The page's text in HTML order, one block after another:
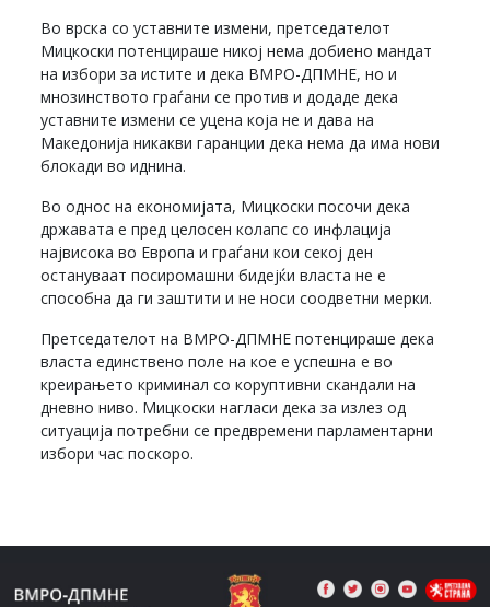
Во врска со уставните измени, претседателот
Мицкоски потенцираше никој нема добиено мандат
на избори за истите и дека ВМРО-ДПМНЕ, но и
мнозинството граѓани се против и додаде дека
уставните измени се уцена која не и дава на
Македонија никакви гаранции дека нема да има нови
блокади во иднина.
Во однос на економијата, Мицкоски посочи дека
државата е пред целосен колапс со инфлација
највисока во Европа и граѓани кои секој ден
остануваат посиромашни бидејќи власта не е
способна да ги заштити и не носи соодветни мерки.
Претседателот на ВМРО-ДПМНЕ потенцираше дека
власта единствено поле на кое е успешна е во
креирањето криминал со коруптивни скандали на
дневно ниво. Мицкоски нагласи дека за излез од
ситуација потребни се предвремени парламентарни
избори час поскоро.